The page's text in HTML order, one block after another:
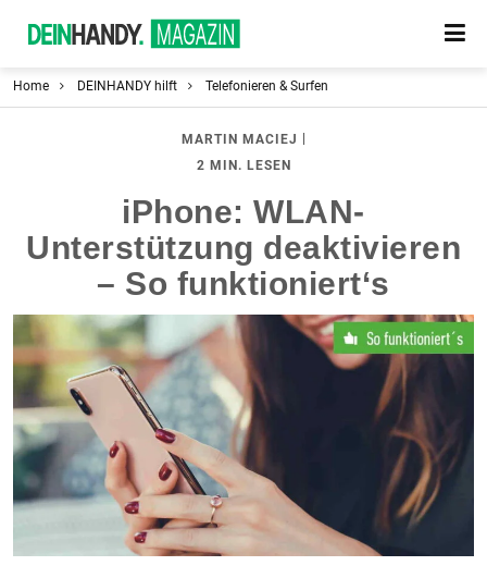
Home DEINHANDY hilft Telefonieren & Surfen
MARTIN MACIEJ
2 MIN. LESEN
iPhone: WLAN-
Unterstützung deaktivieren
– So funktioniert‘s